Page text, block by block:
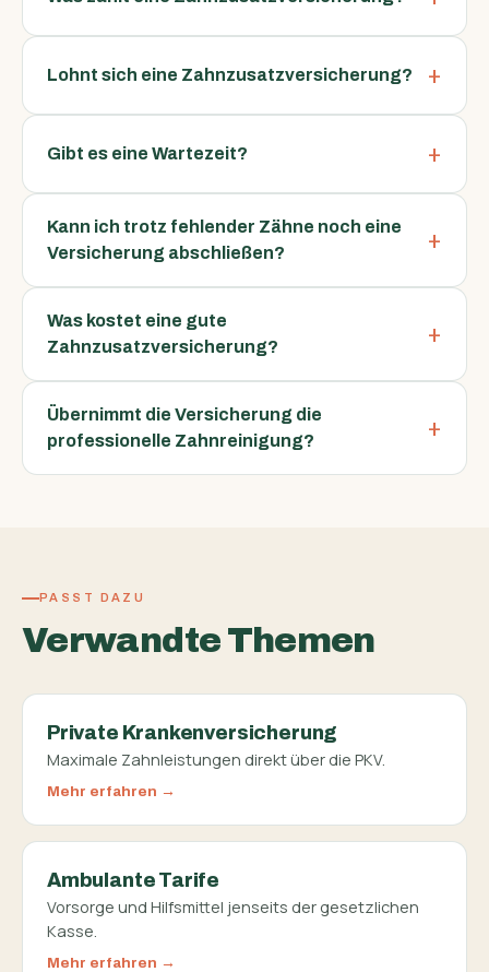
Lohnt sich eine Zahnzusatzversicherung?
Gibt es eine Wartezeit?
Kann ich trotz fehlender Zähne noch eine
Versicherung abschließen?
Was kostet eine gute
Zahnzusatzversicherung?
Übernimmt die Versicherung die
professionelle Zahnreinigung?
PASST DAZU
Verwandte Themen
Private Krankenversicherung
Maximale Zahnleistungen direkt über die PKV.
Mehr erfahren
Ambulante Tarife
Vorsorge und Hilfsmittel jenseits der gesetzlichen
Kasse.
Mehr erfahren